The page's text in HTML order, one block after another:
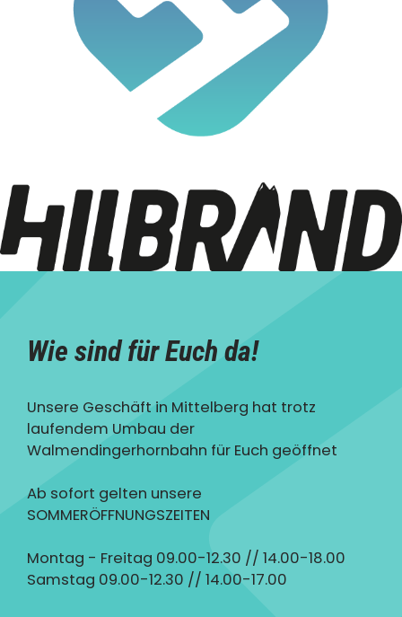
Wie sind für Euch da!
Unsere Geschäft in Mittelberg hat trotz
laufendem Umbau der
Walmendingerhornbahn für Euch geöffnet
Ab sofort gelten unsere
SOMMERÖFFNUNGSZEITEN
Montag - Freitag 09.00-12.30 // 14.00-18.00
Samstag 09.00-12.30 // 14.00-17.00